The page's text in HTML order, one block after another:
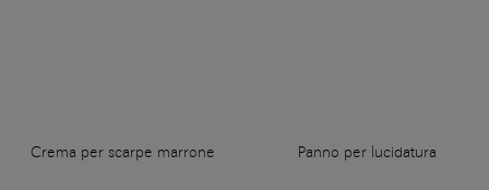
Crema per scarpe marrone Panno per lucidatura